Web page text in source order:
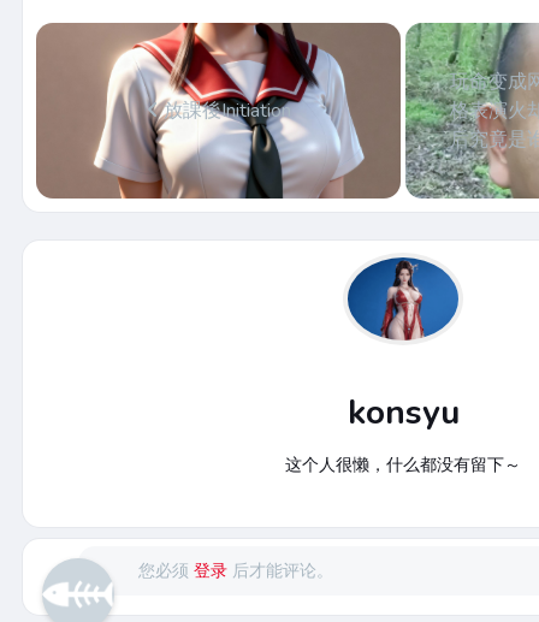
放課後Initiation
玩命变成
格表演火
后究竟是
konsyu
这个人很懒，什么都没有留下～
您必须登录 后才能评论。